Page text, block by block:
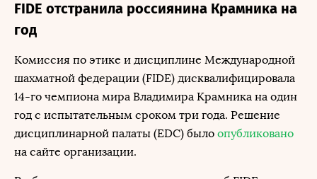
FIDE отстранила россиянина Крамника на
год
Комиссия по этике и дисциплине Международной
шахматной федерации (FIDE) дисквалифицировала
14-го чемпиона мира Владимира Крамника на один
год с испытательным сроком три года. Решение
дисциплинарной палаты (EDC) было опубликовано
на сайте организации.